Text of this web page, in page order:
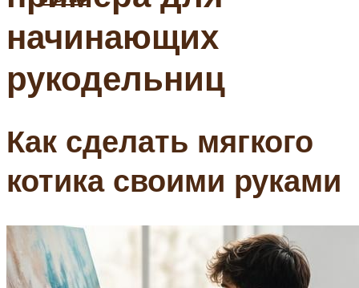
начинающих
рукодельниц
Как сделать мягкого
котика своими руками